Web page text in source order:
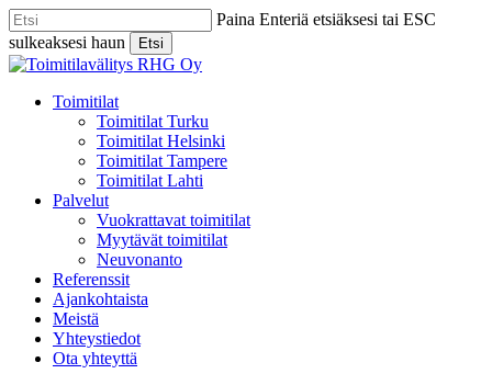
Skip
to
main
content
Paina Enteriä etsiäksesi tai ESC
sulkeaksesi haun
Etsi
Close
Menu
Toimitilat
Toimitilat Turku
Toimitilat Helsinki
Toimitilat Tampere
Toimitilat Lahti
Palvelut
Vuokrattavat toimitilat
Myytävät toimitilat
Neuvonanto
Referenssit
Ajankohtaista
Meistä
Yhteystiedot
Ota yhteyttä